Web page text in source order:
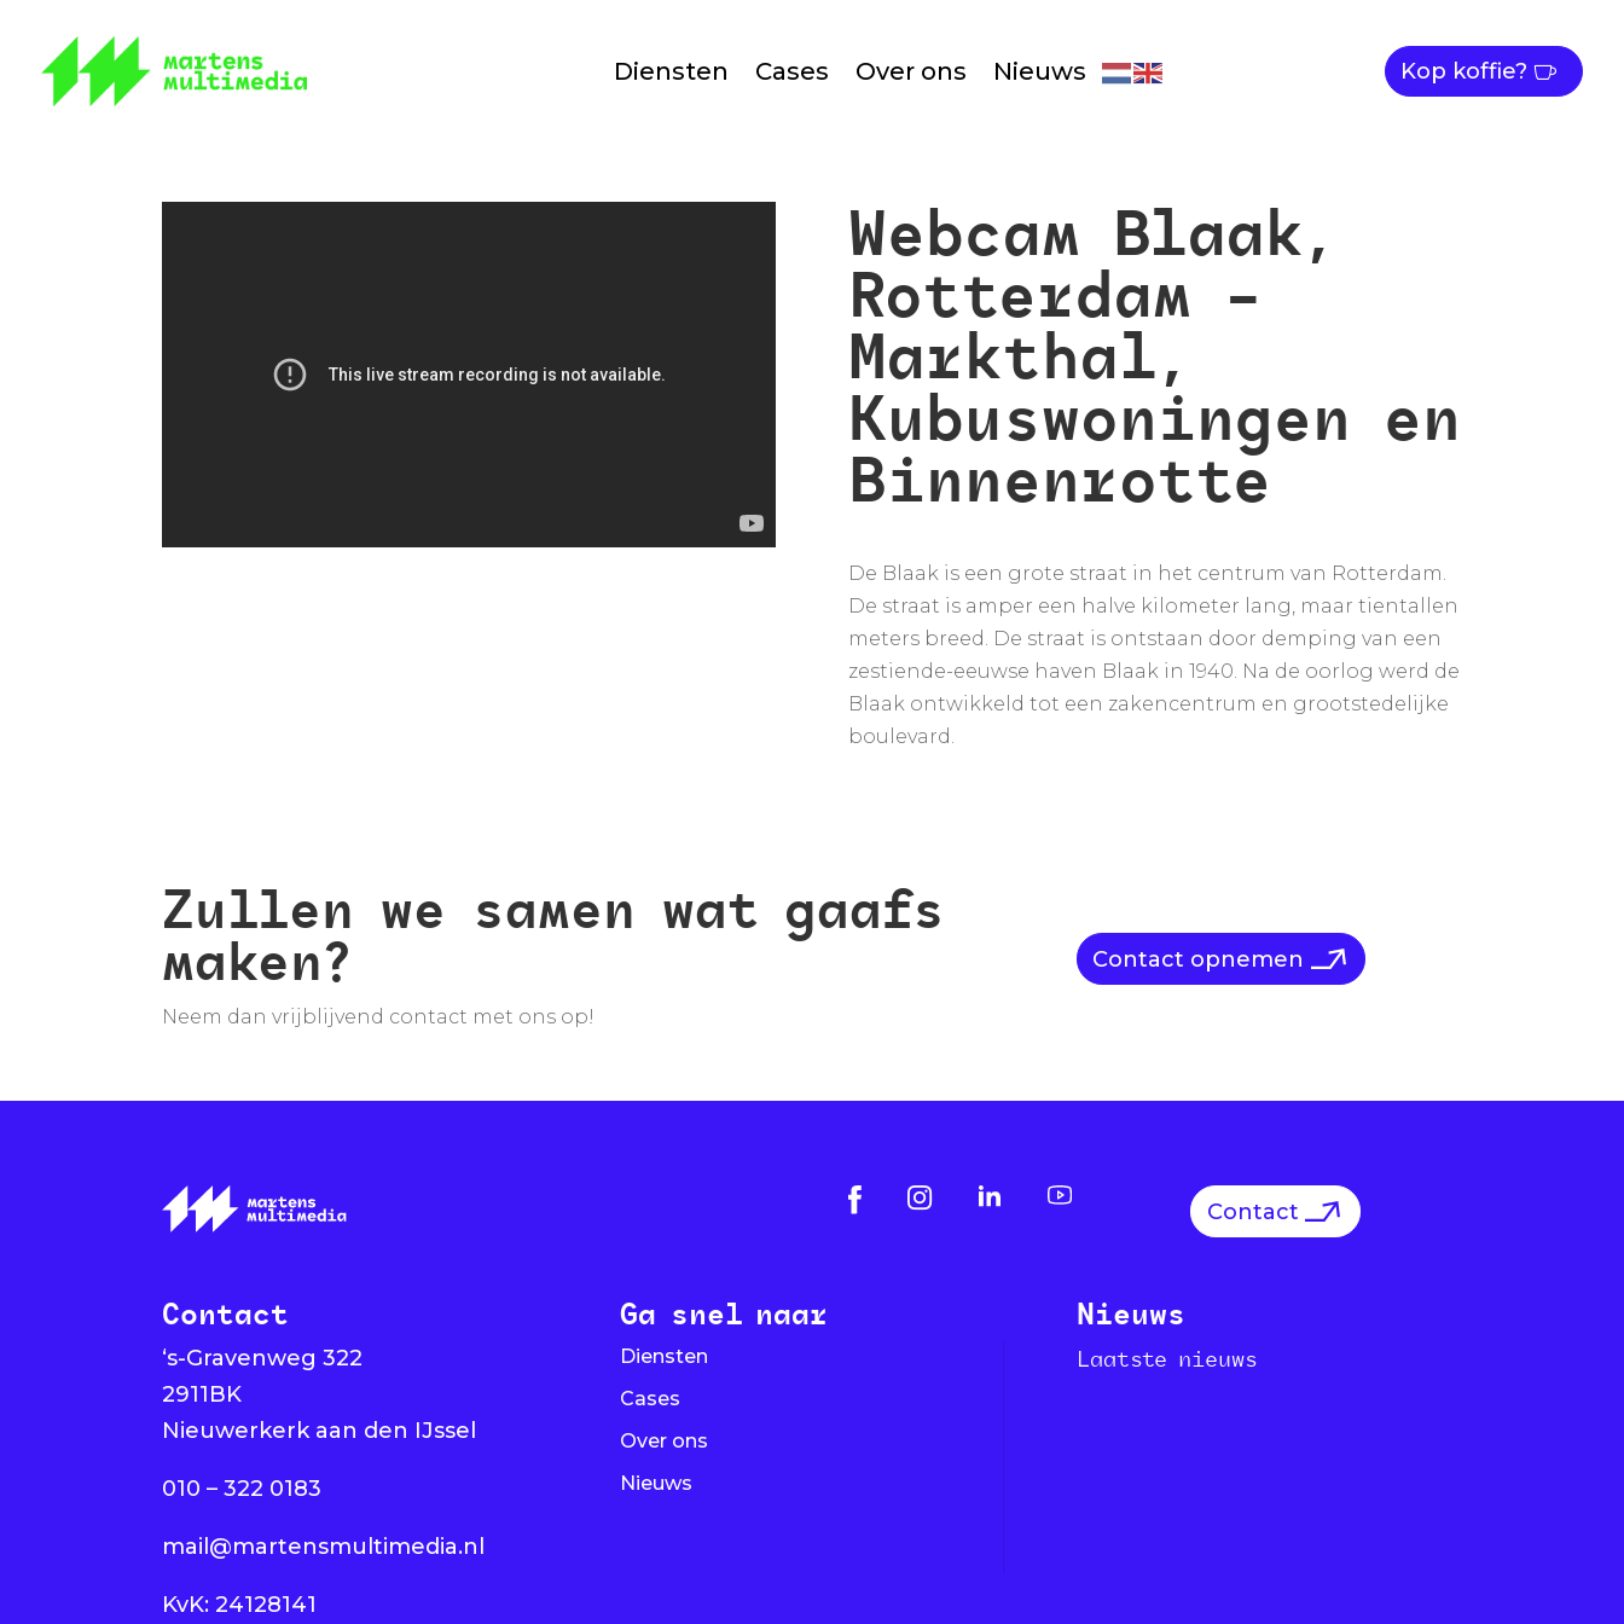
Diensten Cases Over ons Nieuws Kop koffie?
Webcam Blaak,
Rotterdam –
Markthal,
Kubuswoningen en
Binnenrotte
De Blaak is een grote straat in het centrum van Rotterdam.
De straat is amper een halve kilometer lang, maar tientallen
meters breed. De straat is ontstaan door demping van een
zestiende-eeuwse haven Blaak in 1940. Na de oorlog werd de
Blaak ontwikkeld tot een zakencentrum en grootstedelijke
boulevard.
Zullen we samen wat gaafs
maken?
Neem dan vrijblijvend contact met ons op!
Contact opnemen
Contact
Contact
‘s-Gravenweg 322
2911BK
Nieuwerkerk aan den IJssel
010 – 322 0183
mail@martensmultimedia.nl
KvK: 24128141
Ga snel naar
Diensten
Cases
Over ons
Nieuws
Nieuws
Laatste nieuws